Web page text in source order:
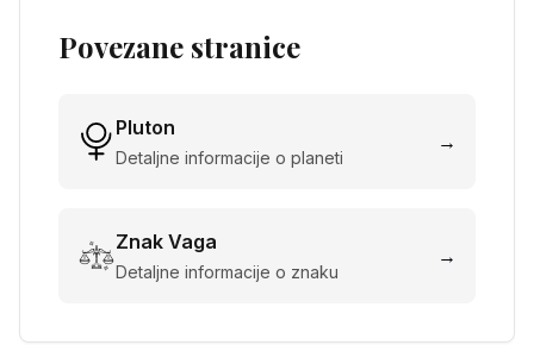
Povezane stranice
Pluton
Detaljne informacije o planeti
→
Znak Vaga
Detaljne informacije o znaku
→